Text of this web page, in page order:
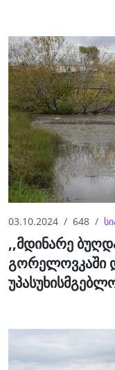
03.10.2024 648
,,მდინარე
გორელოვკაში